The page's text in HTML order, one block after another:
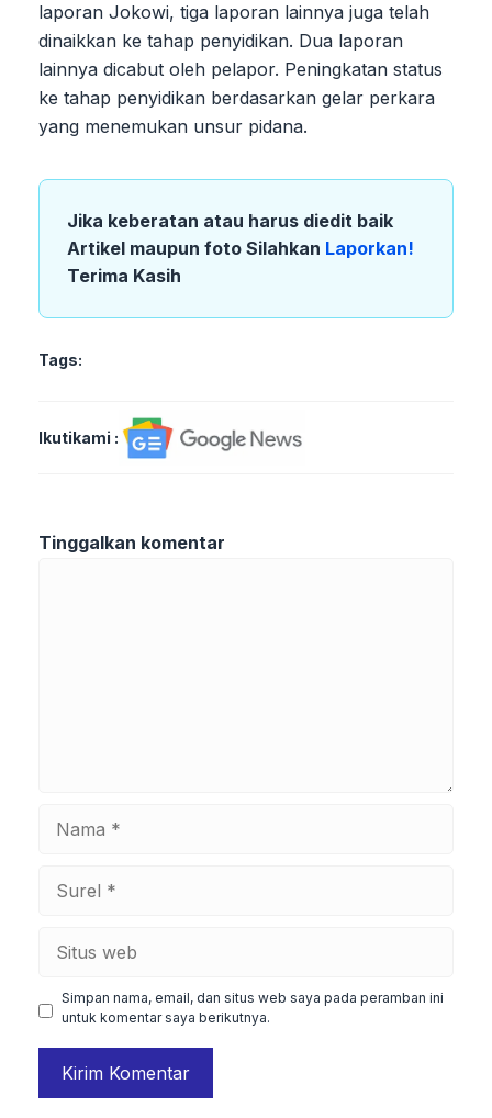
laporan Jokowi, tiga laporan lainnya juga telah
dinaikkan ke tahap penyidikan. Dua laporan
lainnya dicabut oleh pelapor. Peningkatan status
ke tahap penyidikan berdasarkan gelar perkara
yang menemukan unsur pidana.
Jika keberatan atau harus diedit baik
Artikel maupun foto Silahkan Laporkan!
Terima Kasih
Tags:
Ikutikami :
Tinggalkan komentar
web
Simpan nama, email, dan situs web saya pada peramban ini
untuk komentar saya berikutnya.